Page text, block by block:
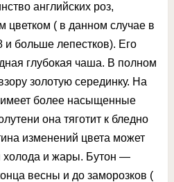
английских роз,
цветком ( в данном случае в
и больше лепестков). Его
глубокая чаша. В полном
золотую серединку. На
более насыщенные
она тяготит к бледно
изменений цвета может
холода и жары. Бутон —
весны и до заморозков (